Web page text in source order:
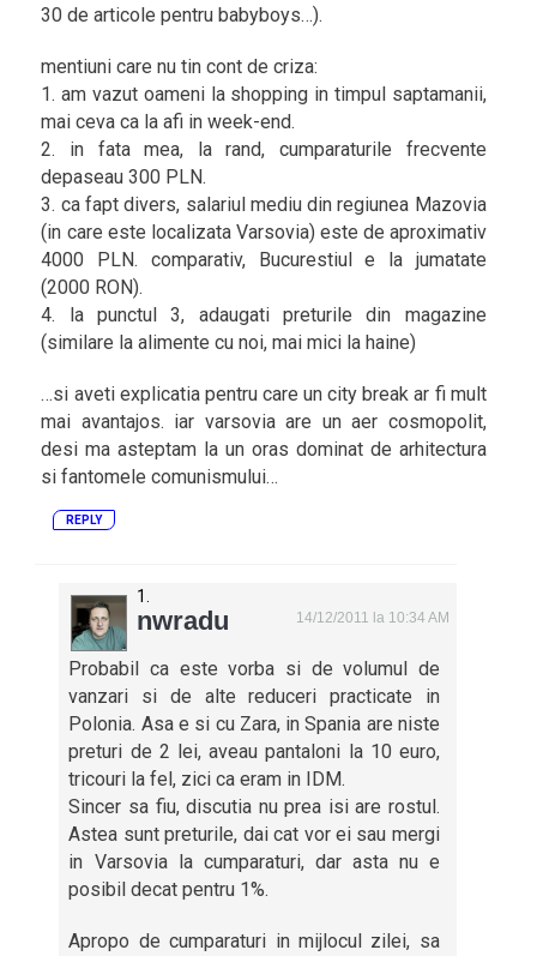
30 de articole pentru babyboys…).
mentiuni care nu tin cont de criza:
1. am vazut oameni la shopping in timpul saptamanii,
mai ceva ca la afi in week-end.
2. in fata mea, la rand, cumparaturile frecvente
depaseau 300 PLN.
3. ca fapt divers, salariul mediu din regiunea Mazovia
(in care este localizata Varsovia) este de aproximativ
4000 PLN. comparativ, Bucurestiul e la jumatate
(2000 RON).
4. la punctul 3, adaugati preturile din magazine
(similare la alimente cu noi, mai mici la haine)
…si aveti explicatia pentru care un city break ar fi mult
mai avantajos. iar varsovia are un aer cosmopolit,
desi ma asteptam la un oras dominat de arhitectura
si fantomele comunismului…
REPLY
nwradu 14/12/2011 la 10:34 AM
Probabil ca este vorba si de volumul de
vanzari si de alte reduceri practicate in
Polonia. Asa e si cu Zara, in Spania are niste
preturi de 2 lei, aveau pantaloni la 10 euro,
tricouri la fel, zici ca eram in IDM.
Sincer sa fiu, discutia nu prea isi are rostul.
Astea sunt preturile, dai cat vor ei sau mergi
in Varsovia la cumparaturi, dar asta nu e
posibil decat pentru 1%.
Apropo de cumparaturi in mijlocul zilei, sa